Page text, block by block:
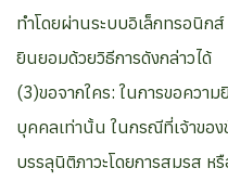
ทำโดยผ่านระบบอิเล็กทรอนิก
ยินยอมด้วยวิธีการดังกล่าวได้
(3)ขอจากใคร: ในการขอควา
บุคคลเท่านั้น ในกรณีที่เจ้าขอ
บรรลุนิติภาวะโดยการสมรส ห